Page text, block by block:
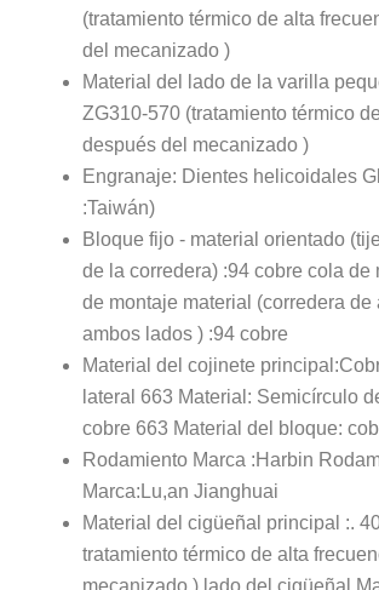
(tratamiento térmico de alta
del mecanizado )
Material del lado de la varilla
ZG310-570 (tratamiento térmico
después del mecanizado )
Engranaje: Dientes helicoidales
:Taiwán)
Bloque fijo - material orientado
de la corredera) :94 cobre cola de
de montaje material (corredera de
ambos lados ) :94 cobre
Material del cojinete
lateral 663 Material: Semicírculo
cobre 663 Material del bloque:
Rodamiento Marca :Harbin
Marca:Lu,an Jianghuai
Material del cigüeñal principal :.
tratamiento térmico de alta